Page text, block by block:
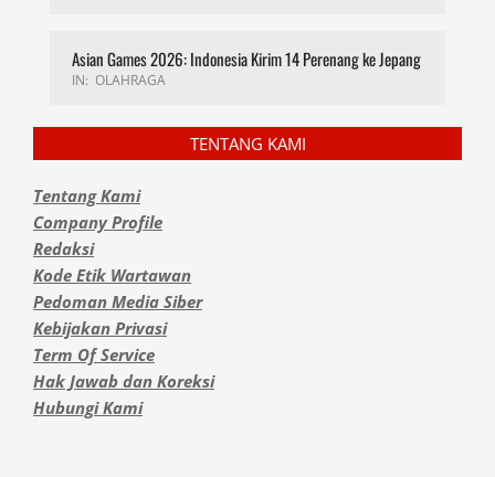
Asian Games 2026: Indonesia Kirim 14 Perenang ke Jepang
IN: OLAHRAGA
TENTANG KAMI
Tentang Kami
Company Profile
Redaksi
Kode Etik Wartawan
Pedoman Media Siber
Kebijakan Privasi
Term Of Service
Hak Jawab dan Koreksi
Hubungi Kami